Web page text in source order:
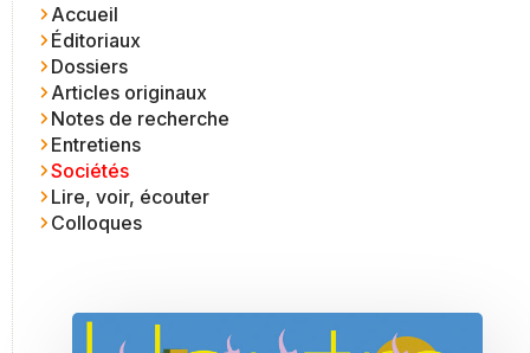
Accueil
Éditoriaux
Dossiers
Articles originaux
Notes de recherche
Entretiens
Sociétés
Lire, voir, écouter
Colloques